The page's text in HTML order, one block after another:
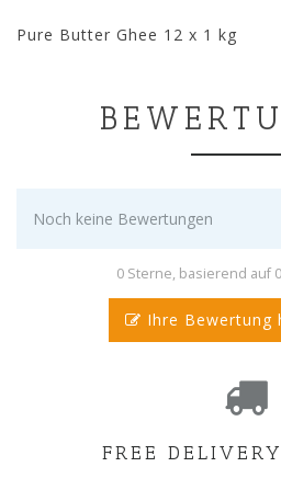
Pure Butter Ghee 12 x 1 kg
Noch keine Bewertungen
0 Sterne, basierend auf
Ihre Bewertung
FREE